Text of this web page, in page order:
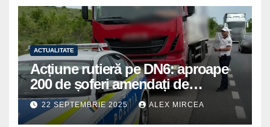
ACTUALITATE
Acțiune rutieră pe DN6: aproape
200 de șoferi amendați de
polițiștii din Mihăilești
22 SEPTEMBRIE 2025 ALEX MIRCEA